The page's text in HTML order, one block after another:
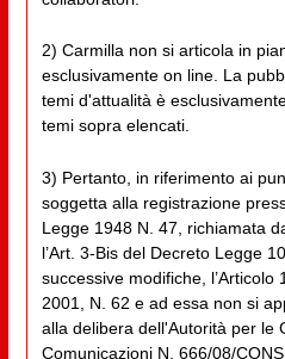
2) Carmilla non si articola in
esclusivamente on line. La
temi d'attualità è
temi sopra elencati.
3) Pertanto, in riferimento ai
soggetta alla registrazione
Legge 1948 N. 47, richiamata
l’Art. 3-Bis del Decreto Legge
successive modifiche,
2001, N. 62 e ad essa non si
alla delibera dell'Autorità per le
Comunicazioni N. 666/08/